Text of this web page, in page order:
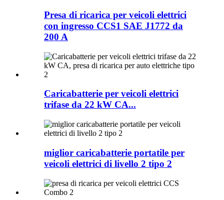
Presa di ricarica per veicoli elettrici
con ingresso CCS1 SAE J1772 da
200 A
Caricabatterie per veicoli elettrici
trifase da 22 kW CA...
miglior caricabatterie portatile per
veicoli elettrici di livello 2 tipo 2